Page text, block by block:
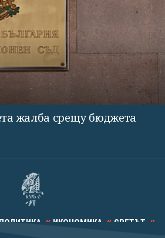
жалба срещу бюджета
ПОЛИТИКА ИКОНОМИКА СВЕТЪТ